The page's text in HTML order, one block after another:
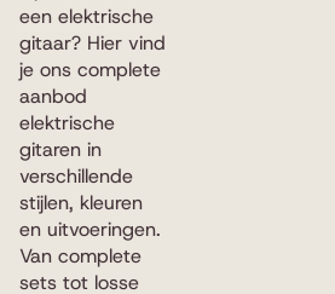
een elektrische
gitaar? Hier vind
je ons complete
aanbod
elektrische
gitaren in
verschillende
stijlen, kleuren
en uitvoeringen.
Van complete
sets tot losse